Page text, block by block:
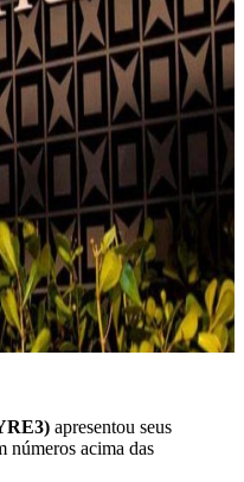
apresentou seus
números acima das